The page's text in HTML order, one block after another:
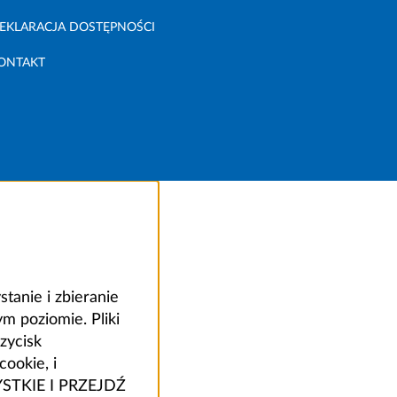
DOSTĘPNOŚCI
i zbieranie
poziomie. Pliki
i
I PRZEJDŹ